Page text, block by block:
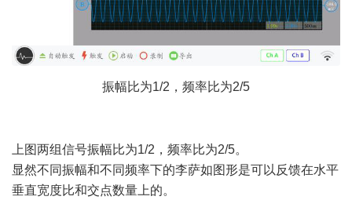
振幅比为1/2，频率比为2/5
上图两组信号振幅比为1/2，频率比为2/5。
显然不同振幅和不同频率下的李萨如图形是可以反馈在水平
垂直宽度比和交点数量上的。